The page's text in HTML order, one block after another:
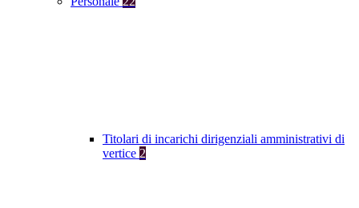
Titolari di incarichi dirigenziali amministrativi di
vertice 2